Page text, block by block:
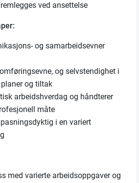
ved ansettelse
og samarbeidsevner
og selvstendighet i
og tiltak
arbeidshverdag og håndterer
måte
i en variert
med varierte arbeidsoppgaver og